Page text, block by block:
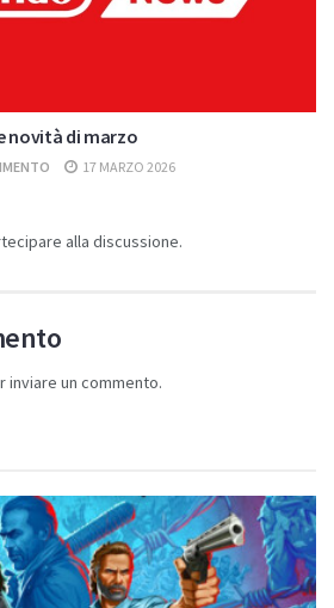
novità di marzo
17 MARZO 2026
alla discussione.
inviare un commento.